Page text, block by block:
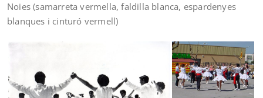
Noies (samarreta vermella, faldilla blanca, espardenyes
blanques i cinturó vermell)